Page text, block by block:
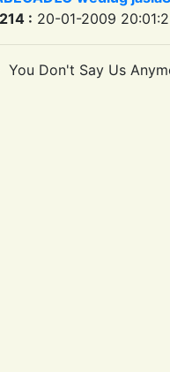
: 20-01-2009
Don't Say Us